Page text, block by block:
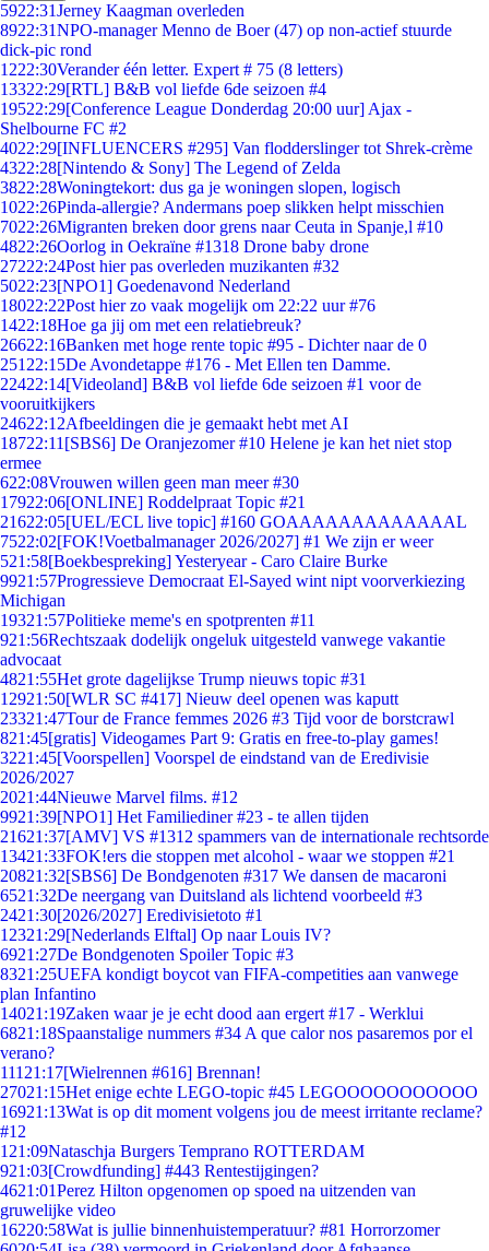
5922:31Jerney Kaagman overleden
8922:31NPO-manager Menno de Boer (47) op non-actief stuurde
dick-pic rond
1222:30Verander één letter. Expert # 75 (8 letters)
13322:29[RTL] B&B vol liefde 6de seizoen #4
19522:29[Conference League Donderdag 20:00 uur] Ajax -
Shelbourne FC #2
4022:29[INFLUENCERS #295] Van flodderslinger tot Shrek-crème
4322:28[Nintendo & Sony] The Legend of Zelda
3822:28Woningtekort: dus ga je woningen slopen, logisch
1022:26Pinda-allergie? Andermans poep slikken helpt misschien
7022:26Migranten breken door grens naar Ceuta in Spanje,l #10
4822:26Oorlog in Oekraïne #1318 Drone baby drone
27222:24Post hier pas overleden muzikanten #32
5022:23[NPO1] Goedenavond Nederland
18022:22Post hier zo vaak mogelijk om 22:22 uur #76
1422:18Hoe ga jij om met een relatiebreuk?
26622:16Banken met hoge rente topic #95 - Dichter naar de 0
251 22:15De Avondetappe #176 - Met Ellen ten Damme.
22422:14[Videoland] B&B vol liefde 6de seizoen #1 voor de
vooruitkijkers
24622:12Afbeeldingen die je gemaakt hebt met AI
18722:11 [SBS6] De Oranjezomer #10 Helene je kan het niet stop
ermee
622:08Vrouwen willen geen man meer #30
17922:06[ONLINE] Roddelpraat Topic #21
21622:05[UEL/ECL live topic] #160 GOAAAAAAAAAAAAAL
7522:02[FOK!Voetbalmanager 2026/2027] #1 We zijn er weer
521:58[Boekbespreking] Yesteryear - Caro Claire Burke
9921:57Progressieve Democraat El-Sayed wint nipt voorverkiezing
Michigan
19321:57Politieke meme's en spotprenten #11
921:56Rechtszaak dodelijk ongeluk uitgesteld vanwege vakantie
advocaat
4821:55Het grote dagelijkse Trump nieuws topic #31
12921:50[WLR SC #417] Nieuw deel openen was kaputt
23321:47Tour de France femmes 2026 #3 Tijd voor de borstcrawl
821:45[gratis] Videogames Part 9: Gratis en free-to-play games!
3221:45[Voorspellen] Voorspel de eindstand van de Eredivisie
2026/2027
2021:44Nieuwe Marvel films. #12
9921:39[NPO1] Het Familiediner #23 - te allen tijden
21621:37[AMV] VS #1312 spammers van de internationale rechtsorde
13421:33FOK!ers die stoppen met alcohol - waar we stoppen #21
20821:32[SBS6] De Bondgenoten #317 We dansen de macaroni
6521:32De neergang van Duitsland als lichtend voorbeeld #3
2421:30[2026/2027] Eredivisietoto #1
12321:29[Nederlands Elftal] Op naar Louis IV?
6921:27De Bondgenoten Spoiler Topic #3
8321:25UEFA kondigt boycot van FIFA-competities aan vanwege
plan Infantino
14021:19Zaken waar je je echt dood aan ergert #17 - Werklui
6821:18Spaanstalige nummers #34 A que calor nos pasaremos por el
verano?
111 21:17[Wielrennen #616] Brennan!
27021:15Het enige echte LEGO-topic #45 LEGOOOOOOOOOOO
16921:13Wat is op dit moment volgens jou de meest irritante reclame?
#12
1 21:09Nataschja Burgers Temprano ROTTERDAM
921:03[Crowdfunding] #443 Rentestijgingen?
4621:01Perez Hilton opgenomen op spoed na uitzenden van
gruwelijke video
16220:58Wat is jullie binnenhuistemperatuur? #81 Horrorzomer